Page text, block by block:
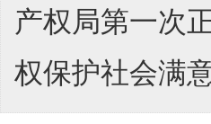
产权局第一次
权保护社会满